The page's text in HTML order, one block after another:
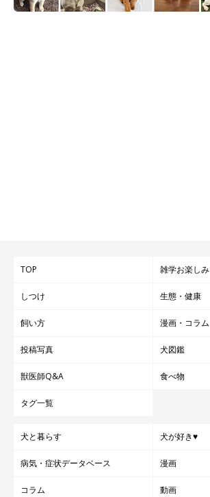
TOP 雑学お楽しみ
しつけ 生態・健康
飼い方 漫画・コラム
投稿写真 犬図鑑
獣医師Q&A 食べ物
タグ一覧
犬と暮らす 犬が好き♥
病気・症状データベース 漫画
コラム 動画